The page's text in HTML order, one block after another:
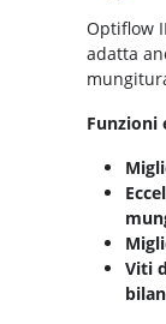
Optiflow
adatta
Funzioni
Viti